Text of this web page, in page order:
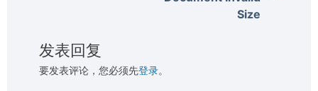
Size
发表回复
要发表评论，您必须先登录。